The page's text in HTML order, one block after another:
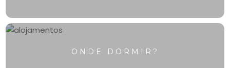
connosco!
ONDE DORMIR?